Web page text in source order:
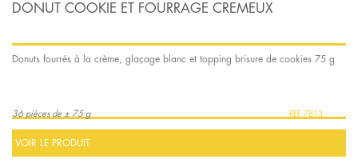
DONUT COOKIE ET FOURRAGE CREMEUX
Donuts fourrés à la crème, glaçage blanc et topping brisure de cookies 75 g
36 pièces de ± 75 g 7813
VOIR LE PRODUIT